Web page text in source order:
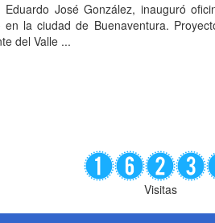
José González, inauguró
en la ciudad de Buenaventura.
del Valle ...
Visitas